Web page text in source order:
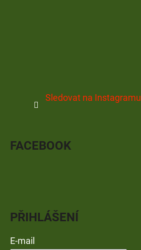
Sledovat na Instagramu
FACEBOOK
PŘIHLÁŠENÍ
E-mail